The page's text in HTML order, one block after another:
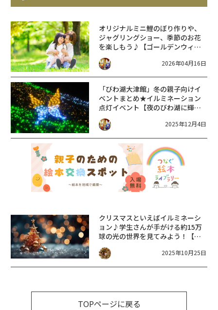
オリジナルミニ鯉のぼり作りや、
ジャグリングショー、季節のお花
を楽しもう♪【ゴールデンウィー
クファミリーフェスタ2026】が開
催★4/25〜5/6 びわ湖大津館
2026年04月16日
「びわ湖大津館」冬の親子向けイ
ベントまとめ★イルミネーション
点灯イベント【夜のびわ湖に輝く
生き物たち】も12/6〜併せて開催
♪
2025年12月4日
クリスマスといえばイルミネーシ
ョン♪学生さんが手がける約15万
球の光の世界を見てみよう！【び
わ湖大津館2025イルミネーショ
ン 夜のびわ湖に輝くいきものた
2025年10月25日
TOPページに戻る